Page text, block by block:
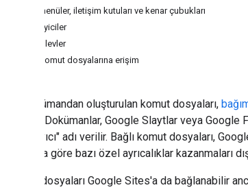
Özel menüler, iletişim kutuları ve kenar çubukları
Tetikleyiciler
Özel işlevler
Bağlı komut dosyalarına erişim
Bir dokümandan oluşturulan komut dosyaları,
Google Dokümanlar, Google Slaytlar veya Google
"kapsayıcı" adı verilir. Bağlı komut dosyaları,
dosyaya göre bazı özel ayrıcalıklar kazanmaları
Komut dosyaları Google Sites'a da bağlanabilir